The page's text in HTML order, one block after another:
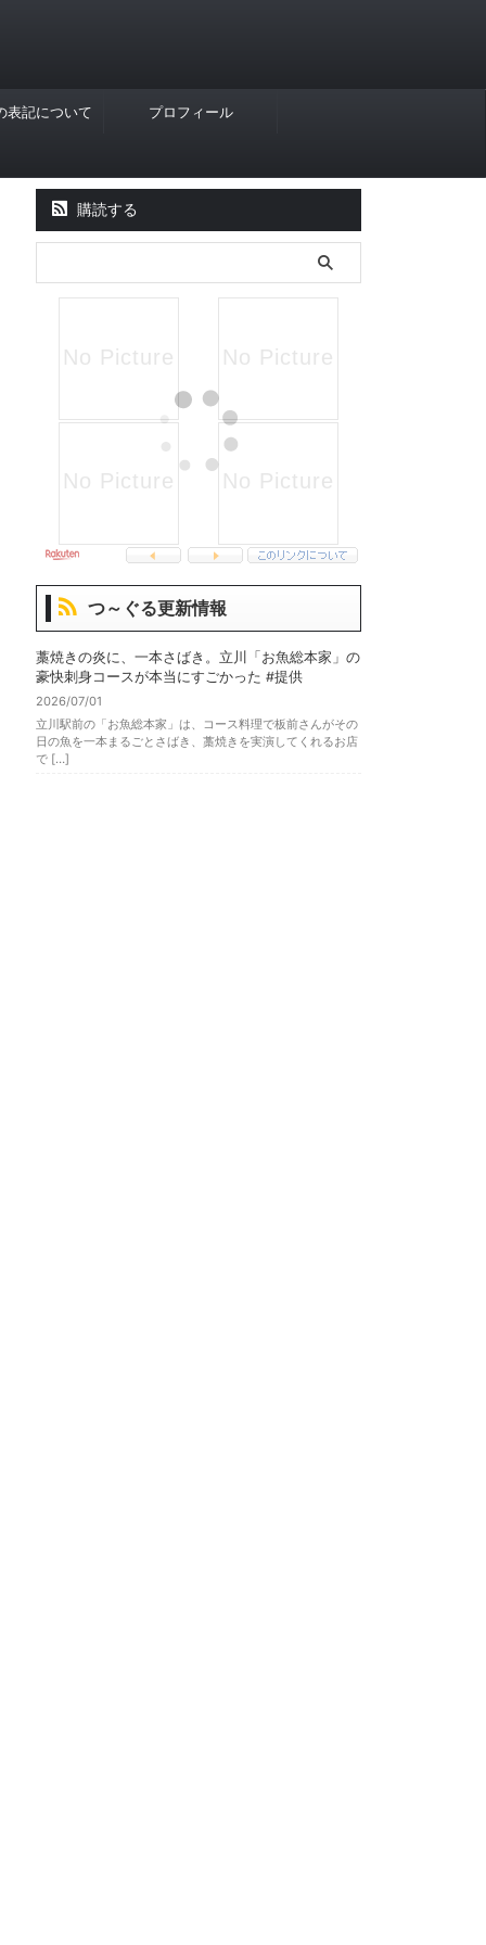
表記について プロフィール
購読する
つ～ぐる更新情報
藁焼きの炎に、一本さばき。立川「お魚総本家」の
豪快刺身コースが本当にすごかった #提供
2026/07/01
立川駅前の「お魚総本家」は、コース料理で板前さんがその
日の魚を一本まるごとさばき、藁焼きを実演してくれるお店
で […]